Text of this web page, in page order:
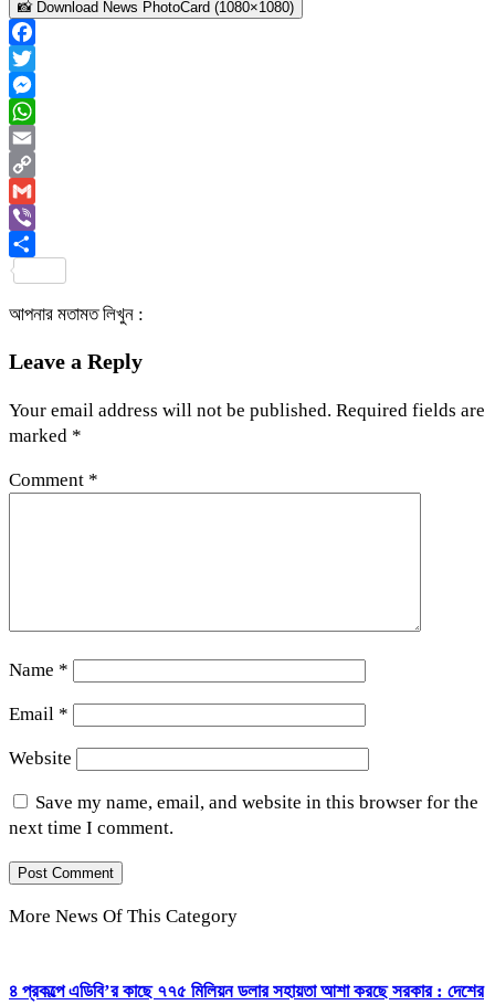
📸 Download News PhotoCard (1080×1080)
Facebook
Twitter
Messenger
WhatsApp
Email
Copy
Link
Gmail
Viber
আপনার মতামত লিখুন :
Leave a Reply
Your email address will not be published. Required fields are
marked *
Comment *
Name *
Email *
Website
Save my name, email, and website in this browser for the
next time I comment.
More News Of This Category
৪ প্রকল্পে এডিবি’র কাছে ৭৭৫ মিলিয়ন ডলার সহায়তা আশা করছে সরকার : দেশের